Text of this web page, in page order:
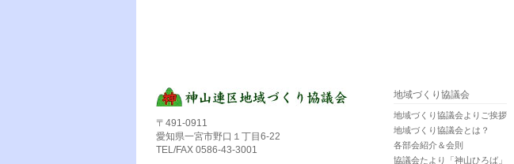
〒491-0911
愛知県一宮市野口１丁目6-22
TEL/FAX 0586-43-3001
地域づくり協議会
地域づくり協議会よりご挨拶
地域づくり協議会とは？
各部会紹介＆会則
協議会たより「神山ひろば」